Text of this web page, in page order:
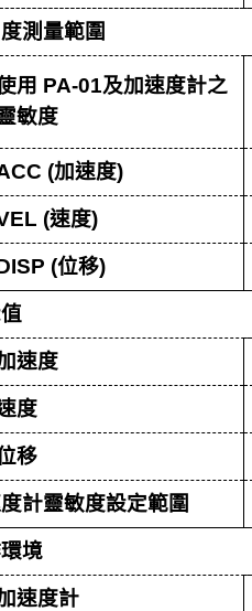
測量範圍
用 PA-01及加速度計之
敏度
(加速度)
(速度)
(位移)
速度
度
移
計靈敏度設定範圍
境
速度計